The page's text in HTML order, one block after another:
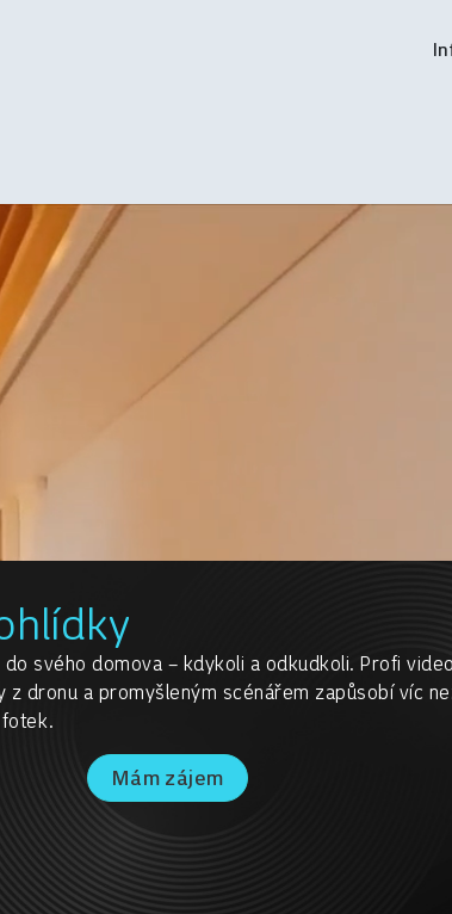
svého domova – kdykoli a odkudkoli. Profi video
z dronu a promyšleným scénářem zapůsobí víc
Mám zájem